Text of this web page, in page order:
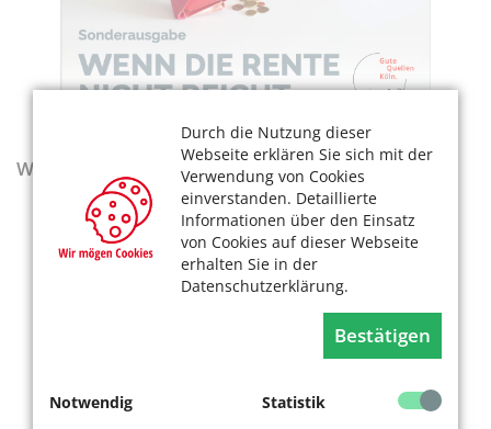
Durch die Nutzung dieser
Webseite erklären Sie sich mit der
Verwendung von Cookies
einverstanden. Detaillierte
Informationen über den Einsatz
von Cookies auf dieser Webseite
erhalten Sie in der
Datenschutzerklärung.
Bestätigen
Notwendig
Statistik
Wegweiser - Aktualisierte Ausgabe 2025–2027